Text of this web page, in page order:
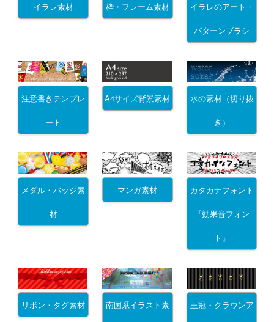
イラレ素材 枠・フレーム素材 イラレのアート・
パターンブラシ
注意書きテンプレ
ート
A4サイズ背景素材 水の素材（切り抜
き）
メダル・バッジ素
材
マンガ素材 カタカナフォント
『効果音フォン
ト』
リボン・タグ素材 南国系イラスト素 王冠・クラウンア